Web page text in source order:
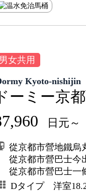
女共用
Kyoto-nishijin
ーミー京
日元～
從京都市營地鐵烏
從京都市營巴士今
從京都市營巴士一
Dタイプ 洋室